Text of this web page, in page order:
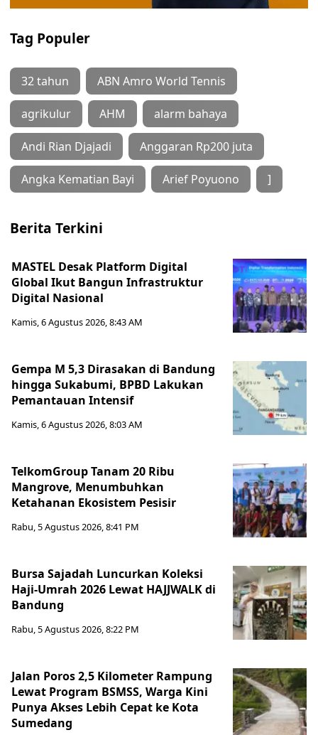
Tag Populer
32 tahun ABN Amro World Tennis
agrikulur AHM alarm bahaya
Andi Rian Djajadi Anggaran Rp200 juta
Angka Kematian Bayi Arief Poyuono ]
Berita Terkini
MASTEL Desak Platform Digital
Global Ikut Bangun Infrastruktur
Digital Nasional
Kamis, 6 Agustus 2026, 8:43 AM
Gempa M 5,3 Dirasakan di Bandung
hingga Sukabumi, BPBD Lakukan
Pemantauan Intensif
Kamis, 6 Agustus 2026, 8:03 AM
TelkomGroup Tanam 20 Ribu
Mangrove, Menumbuhkan
Ketahanan Ekosistem Pesisir
Rabu, 5 Agustus 2026, 8:41 PM
Bursa Sajadah Luncurkan Koleksi
Haji-Umrah 2026 Lewat HAJJWALK di
Bandung
Rabu, 5 Agustus 2026, 8:22 PM
Jalan Poros 2,5 Kilometer Rampung
Lewat Program BSMSS, Warga Kini
Punya Akses Lebih Cepat ke Kota
Sumedang